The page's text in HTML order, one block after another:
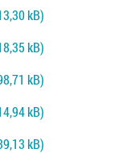
kB)
kB)
kB)
kB)
kB)